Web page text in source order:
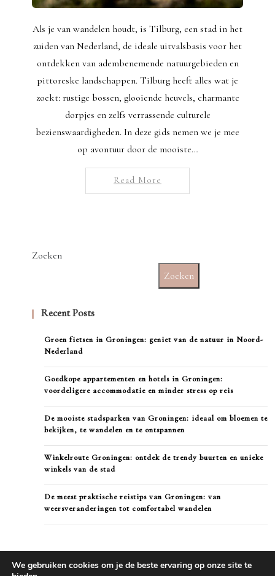
Als je van wandelen houdt, is Tilburg, een stad in het
zuiden van Nederland, de ideale uitvalsbasis voor het
ontdekken van adembenemende natuurgebieden en
pittoreske landschappen. Tilburg heeft alles wat je
zoekt: rustige bossen, glooiende heuvels, charmante
dorpjes en zelfs verrassende culturele
bezienswaardigheden. In deze gids nemen we je mee
op avontuur door de mooiste…
Read More
Zoeken
Zoeken
Recent Posts
Groen fietsen in Groningen: geniet van de natuur in Noord-
Nederland
Goedkope appartementen en hotels in Groningen:
voordeligere accommodatie en minder stress op reis
De mooiste stadsparken van Groningen: ideaal om bloemen te
bekijken, te wandelen en te ontspannen
Winkelroute Groningen: ontdek de trendy buurten en unieke
winkels van de stad
De meest praktische reistips van Groningen: van
weersveranderingen tot comfortabel wandelen
We gebruiken cookies om je de beste ervaring op onze site te